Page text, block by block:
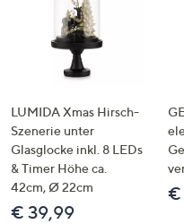
LUMIDA Xmas Hirsch-
Szenerie unter
Glasglocke inkl. 8 LEDs
& Timer Höhe ca.
42cm, Ø 22cm
€ 39,99
€